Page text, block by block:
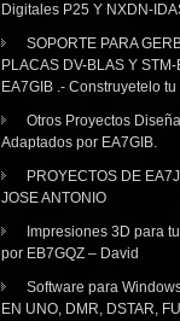
Digitales P25 Y NXDN-
SOPORTE PARA
PLACAS DV-BLAS Y
EA7GIB .- Construyetelo
Otros Proyectos
Adaptados por EA7GIB.
PROYECTOS DE
JOSE ANTONIO
Impresiones 3D para
por EB7GQZ – David
Software para
EN UNO, DMR, DSTAR,